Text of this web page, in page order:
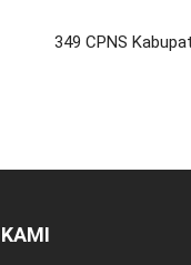
349 CPNS